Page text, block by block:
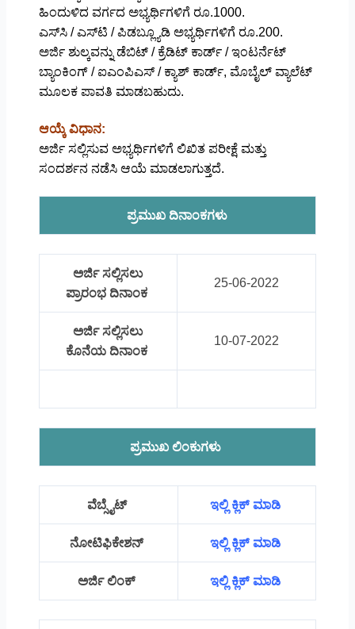
ಹಿಂದುಳಿದ ವರ್ಗದ ಅಭ್ಯರ್ಥಿಗಳಿಗೆ ರೂ.1000.
ಎಸ್‌ಸಿ / ಎಸ್‌ಟಿ / ಪಿಡಬ್ಲ್ಯೂಡಿ ಅಭ್ಯರ್ಥಿಗಳಿಗೆ ರೂ.200.
ಅರ್ಜಿ ಶುಲ್ಕವನ್ನು ಡೆಬಿಟ್ / ಕ್ರೆಡಿಟ್ ಕಾರ್ಡ್‌ / ಇಂಟರ್ನೆಟ್
ಬ್ಯಾಂಕಿಂಗ್ / ಐಎಂಪಿಎಸ್ / ಕ್ಯಾಶ್‌ ಕಾರ್ಡ್‌, ಮೊಬೈಲ್‌ ವ್ಯಾಲೆಟ್‌
ಮೂಲಕ ಪಾವತಿ ಮಾಡಬಹುದು.
ಆಯ್ಕೆ ವಿಧಾನ:
ಅರ್ಜಿ ಸಲ್ಲಿಸುವ ಅಭ್ಯರ್ಥಿಗಳಿಗೆ ಲಿಖಿತ ಪರೀಕ್ಷೆ ಮತ್ತು
ಸಂದರ್ಶನ ನಡೆಸಿ ಆಯೆ ಮಾಡಲಾಗುತ್ತದೆ.
ಪ್ರಮುಖ ದಿನಾಂಕಗಳು
ಅರ್ಜಿ ಸಲ್ಲಿಸಲು
ಪ್ರಾರಂಭ ದಿನಾಂಕ
25-06-2022
ಅರ್ಜಿ ಸಲ್ಲಿಸಲು
ಕೊನೆಯ ದಿನಾಂಕ
10-07-2022
ಪ್ರಮುಖ ಲಿಂಕುಗಳು
ವೆಬ್ಸೈಟ್ ಇಲ್ಲಿ ಕ್ಲಿಕ್ ಮಾಡಿ
ನೋಟಿಫಿಕೇಶನ್ ಇಲ್ಲಿ ಕ್ಲಿಕ್ ಮಾಡಿ
ಅರ್ಜಿ ಲಿಂಕ್ ಇಲ್ಲಿ ಕ್ಲಿಕ್ ಮಾಡಿ